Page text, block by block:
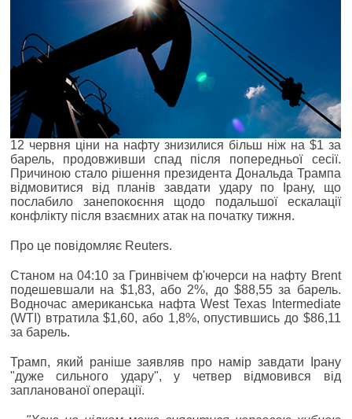
12 червня ціни на нафту знизилися більш ніж на $1 за
барель, продовживши спад після попередньої сесії.
Причиною стало рішення президента Дональда Трампа
відмовитися від планів завдати удару по Ірану, що
послабило занепокоєння щодо подальшої ескалації
конфлікту після взаємних атак на початку тижня.
Про це повідомляє Reuters.
Станом на 04:10 за Гринвічем ф'ючерси на нафту Brent
подешевшали на $1,83, або 2%, до $88,55 за барель.
Водночас американська нафта West Texas Intermediate
(WTI) втратила $1,60, або 1,8%, опустившись до $86,11
за барель.
Трамп, який раніше заявляв про намір завдати Ірану
"дуже сильного удару", у четвер відмовився від
запланованої операції.